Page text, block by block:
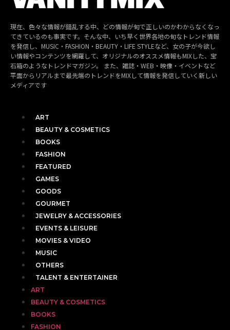
現在、色々な情報が錯乱する中、どの情報が旬で正しいのかわからなくなっ
てきているのも事実です。そんな中、いち早く世界各地の旬なトレンド情報
を発信し、MUSIC・FASHION・BEAUTY・LIFE STYLEなど、女の子が今欲し
い情報やコンテンツを網羅して、オリジナルのオススメ情報もMIXした、宝
石箱のようなトレンドマガジン。 また、雑誌・WEB・映像・イベントなど
平面からリアルまで最先端のトレンドをMIXして情報を発信していく新しい
メディアです
ART
BEAUTY & COSMETICS
BOOKS
FASHION
FEATURED
GAMES
GOODS
GOURMET
JEWELRY & ACCESSORIES
EVENTS & LEISURE
MOVIES & VIDEO
MUSIC
OTHERS
TALENT & ENTERTAINER
ART
BEAUTY & COSMETICS
BOOKS
FASHION